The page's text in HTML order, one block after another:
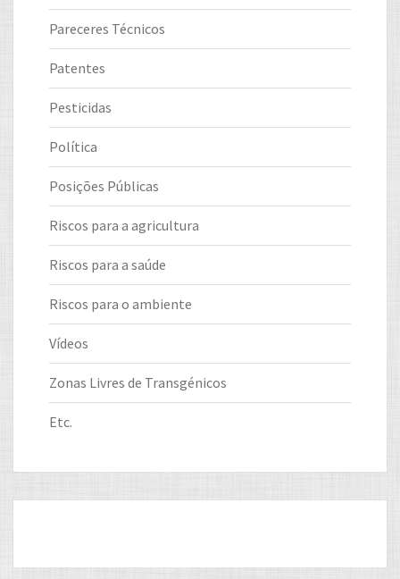
Pareceres Técnicos
Patentes
Pesticidas
Política
Posições Públicas
Riscos para a agricultura
Riscos para a saúde
Riscos para o ambiente
Vídeos
Zonas Livres de Transgénicos
Etc.